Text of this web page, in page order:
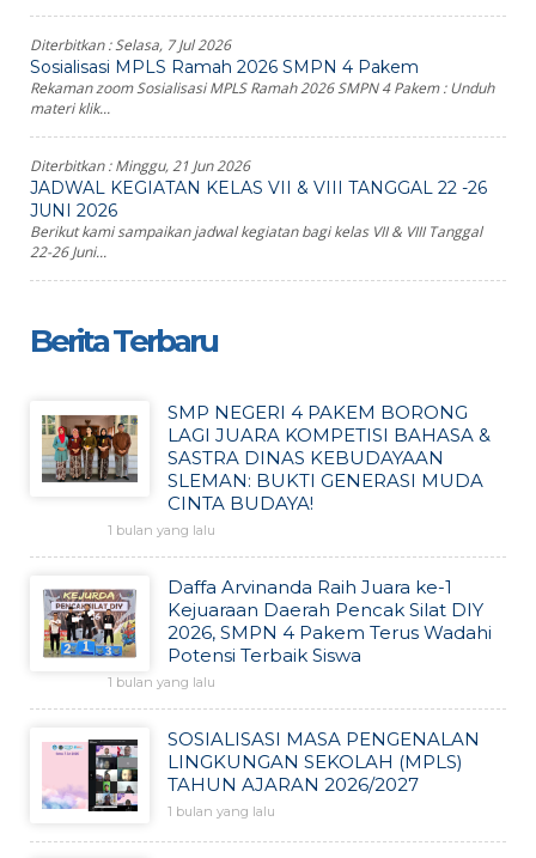
Diterbitkan :Selasa, 7 Jul 2026
Sosialisasi MPLS Ramah 2026 SMPN 4 Pakem
Rekaman zoom Sosialisasi MPLS Ramah 2026 SMPN 4 Pakem : Unduh
materi klik...
Diterbitkan :Minggu, 21 Jun 2026
JADWAL KEGIATAN KELAS VII & VIII TANGGAL 22 -26
JUNI 2026
Berikut kami sampaikan jadwal kegiatan bagi kelas VII & VIII Tanggal
22-26 Juni...
Berita Terbaru
SMP NEGERI 4 PAKEM BORONG
LAGI JUARA KOMPETISI BAHASA &
SASTRA DINAS KEBUDAYAAN
SLEMAN: BUKTI GENERASI MUDA
CINTA BUDAYA!
1 bulan yang lalu
Daffa Arvinanda Raih Juara ke-1
Kejuaraan Daerah Pencak Silat DIY
2026, SMPN 4 Pakem Terus Wadahi
Potensi Terbaik Siswa
1 bulan yang lalu
SOSIALISASI MASA PENGENALAN
LINGKUNGAN SEKOLAH (MPLS)
TAHUN AJARAN 2026/2027
1 bulan yang lalu